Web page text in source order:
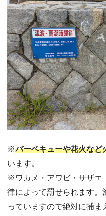
※バーベキューや花火など
います。
※ワカメ・アワビ・サザエ
律によって罰せられます。
っていますので絶対に捕ま